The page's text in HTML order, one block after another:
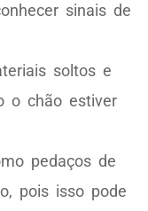
sinais de
soltos e
o chão estiver
pedaços de
pois isso pode